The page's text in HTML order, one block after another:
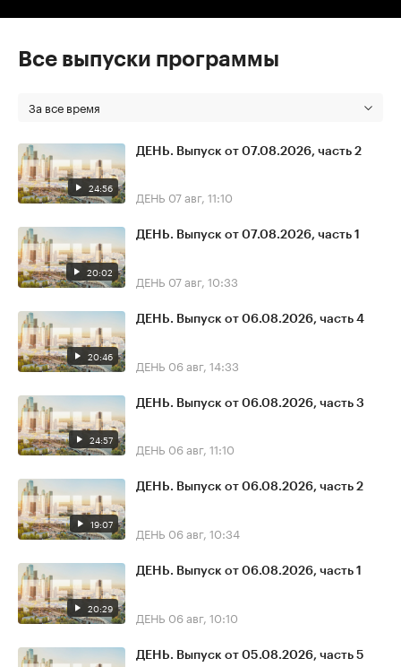
Все выпуски программы
За все время
24:56
ДЕНЬ. Выпуск от 07.08.2026, часть 2
ДЕНЬ 07 авг, 11:10
20:02
ДЕНЬ. Выпуск от 07.08.2026, часть 1
ДЕНЬ 07 авг, 10:33
20:46
ДЕНЬ. Выпуск от 06.08.2026, часть 4
ДЕНЬ 06 авг, 14:33
24:57
ДЕНЬ. Выпуск от 06.08.2026, часть 3
ДЕНЬ 06 авг, 11:10
19:07
ДЕНЬ. Выпуск от 06.08.2026, часть 2
ДЕНЬ 06 авг, 10:34
20:29
ДЕНЬ. Выпуск от 06.08.2026, часть 1
ДЕНЬ 06 авг, 10:10
ДЕНЬ. Выпуск от 05.08.2026, часть 5